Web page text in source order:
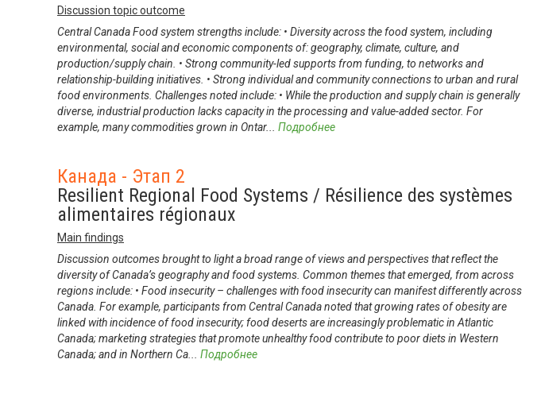
Discussion topic outcome
Central Canada Food system strengths include: • Diversity across the food system, including
environmental, social and economic components of: geography, climate, culture, and
production/supply chain. • Strong community-led supports from funding, to networks and
relationship-building initiatives. • Strong individual and community connections to urban and rural
food environments. Challenges noted include: • While the production and supply chain is generally
diverse, industrial production lacks capacity in the processing and value-added sector. For
example, many commodities grown in Ontar... Подробнее
Канада - Этап 2
Resilient Regional Food Systems / Résilience des systèmes
alimentaires régionaux
Main findings
Discussion outcomes brought to light a broad range of views and perspectives that reflect the
diversity of Canada’s geography and food systems. Common themes that emerged, from across
regions include: • Food insecurity – challenges with food insecurity can manifest differently across
Canada. For example, participants from Central Canada noted that growing rates of obesity are
linked with incidence of food insecurity; food deserts are increasingly problematic in Atlantic
Canada; marketing strategies that promote unhealthy food contribute to poor diets in Western
Canada; and in Northern Ca... Подробнее